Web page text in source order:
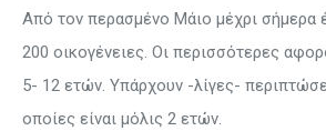
Από τον περασμένο Μάιο μέχρι σήμερα
200 οικογένειες. Οι περισσότερες
5- 12 ετών. Υπάρχουν -λίγες-
οποίες είναι μόλις 2 ετών.